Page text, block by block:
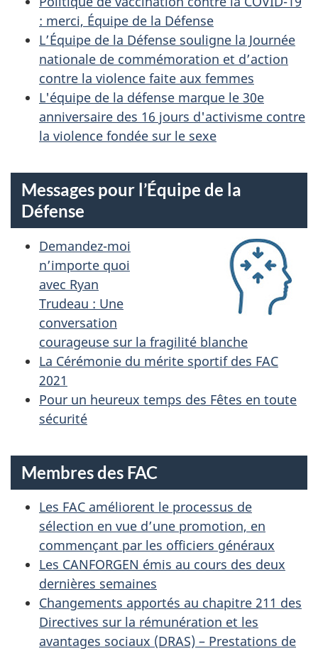
É
Q
U
P
E
D
E
L
A
D
É
F
E
N
S
E
: merci, Équipe de la Défense
L’Équipe de la Défense souligne la Journée
nationale de commémoration et d’action
contre la violence faite aux femmes
L'équipe de la défense marque le 30e
anniversaire des 16 jours d'activisme contre
la violence fondée sur le sexe
Messages pour l’Équipe de la
Défense
Demandez-moi
n’importe quoi
avec Ryan
Trudeau : Une
conversation
courageuse sur la fragilité blanche
La Cérémonie du mérite sportif des FAC
2021
Pour un heureux temps des Fêtes en toute
sécurité
Membres des FAC
Les FAC améliorent le processus de
sélection en vue d’une promotion, en
commençant par les officiers généraux
Les CANFORGEN émis au cours des deux
dernières semaines
Changements apportés au chapitre 211 des
Directives sur la rémunération et les
avantages sociaux (DRAS) – Prestations de